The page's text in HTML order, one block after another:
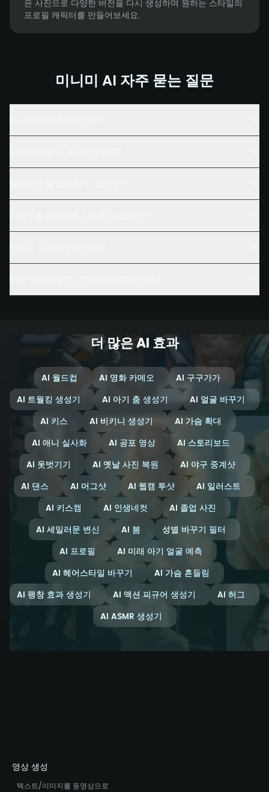
은 사진으로 다양한 버전을 다시 생성하며 원하는 스타일의
프로필 캐릭터를 만들어보세요.
미니미 AI 자주 묻는 질문
더 많은 AI 효과
AI 월드컵 AI 영화 카메오
AI 구구가가
AI 트월킹 생성기
AI 아기 춤 생성기
AI 얼굴 바꾸기
AI 키스
AI 비키니 생성기
AI 가슴 확대
AI 애니 실사화
AI 공포 영상
AI 스토리보드
AI 옷벗기기
AI 옛날 사진 복원
AI 야구 중계샷
AI 댄스
AI 머그샷 AI 웹캠 투샷
AI 일러스트
AI 키스캠
AI 인생네컷
AI 졸업 사진
AI 세일러문 변신
AI 봄
성별 바꾸기 필터
AI 프로필
AI 미래 아기 얼굴 예측
AI 헤어스타일 바꾸기
AI 가슴 흔들림
AI 팽창 효과 생성기
AI 액션 피규어 생성기
AI 허그
AI ASMR 생성기
영상 생성
텍스트/이미지를 동영상으로